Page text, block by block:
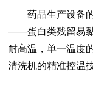
药品生产设备的
——蛋白类残留易
耐高温，单一温度
清洗机的精准控温